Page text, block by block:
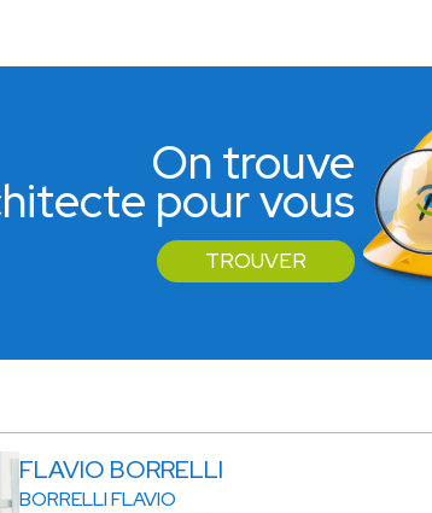
On trouve
pour vous
TROUVER
FLAVIO BORRELLI
BORRELLI FLAVIO